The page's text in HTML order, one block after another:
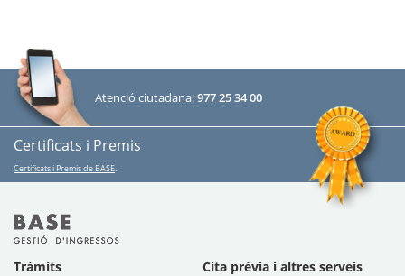
Atenció ciutadana:977 25 34 00
Certificats i Premis
Certificats i Premis de BASE
Tràmits Cita prèvia i altres serveis